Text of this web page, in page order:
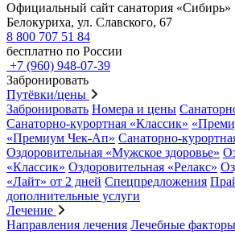
Официальный сайт санатория «Сибирь»
Белокуриха, ул. Славского, 67
8 800 707 51 84
бесплатно по России
+7 (960) 948-07-39
Забронировать
Путёвки/цены
Забронировать Номера и цены
Санаторно-курортная «Классик»
«Премиум Чек-Ап» Санаторно-
Оздоровительная «Мужское здоровье»
«Классик» Оздоровительная «Релакс»
«Лайт» от 2 дней Спецпредложения
дополнительные услуги
Лечение
Направления лечения Лечебные